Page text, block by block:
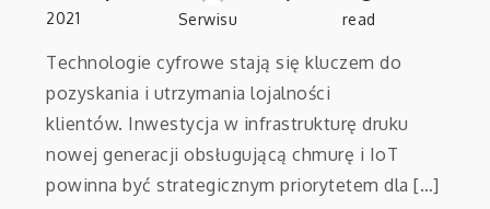
2021
Serwisu
read
Technologie cyfrowe stają się kluczem do
pozyskania i utrzymania lojalności
klientów. Inwestycja w infrastrukturę druku
nowej generacji obsługującą chmurę i IoT
powinna być strategicznym priorytetem dla […]